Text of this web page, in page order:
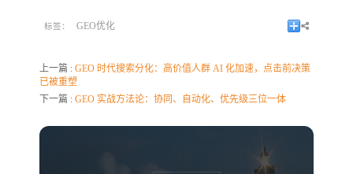
标签： GEO优化
上一篇 : GEO 时代搜索分化：高价值人群 AI 化加速，点击前决策
已被重塑
下一篇 : GEO 实战方法论：协同、自动化、优先级三位一体